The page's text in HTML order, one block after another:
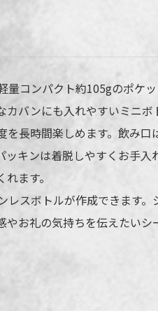
の商
サーモ
入れ仕様
名入れ方法
名入れ箇所
版代
※ 再注文の際、仕上
コンパクト約105gのポケッ
バンにも入れやすいミニ
長時間楽しめます。飲み
キンは着脱しやすくお手
ます。
スボトルが作成できます
お礼の気持ちを伝えたいシ